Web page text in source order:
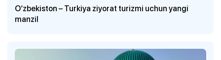
O‘zbekiston – Turkiya ziyorat turizmi uchun yangi
manzil